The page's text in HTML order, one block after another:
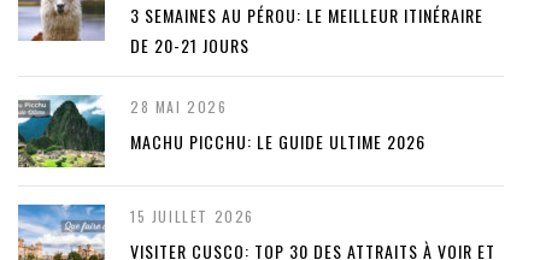
3 SEMAINES AU PÉROU: LE MEILLEUR ITINÉRAIRE
DE 20-21 JOURS
28 MAI 2026
MACHU PICCHU: LE GUIDE ULTIME 2026
15 JUILLET 2026
VISITER CUSCO: TOP 30 DES ATTRAITS À VOIR ET